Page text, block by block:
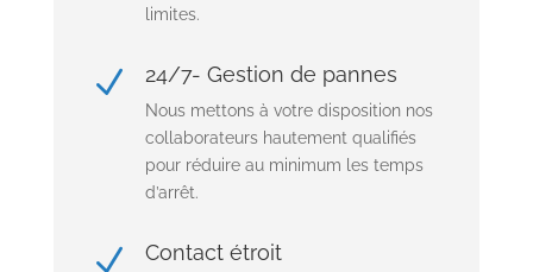
limites.
N 24/7- Gestion de pannes
Nous mettons à votre disposition nos
collaborateurs hautement qualifiés
pour réduire au minimum les temps
d’arrêt.
N Contact étroit